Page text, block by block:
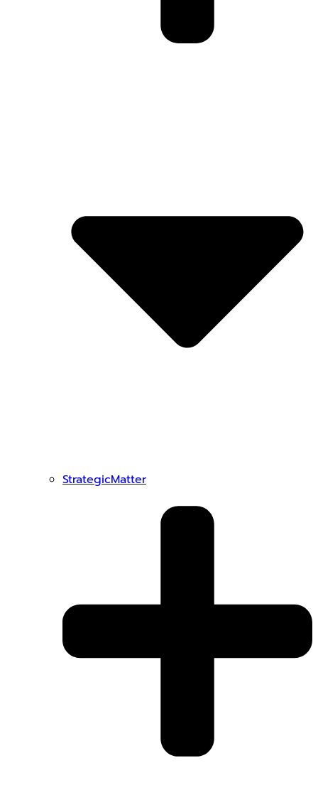
StrategicMatter